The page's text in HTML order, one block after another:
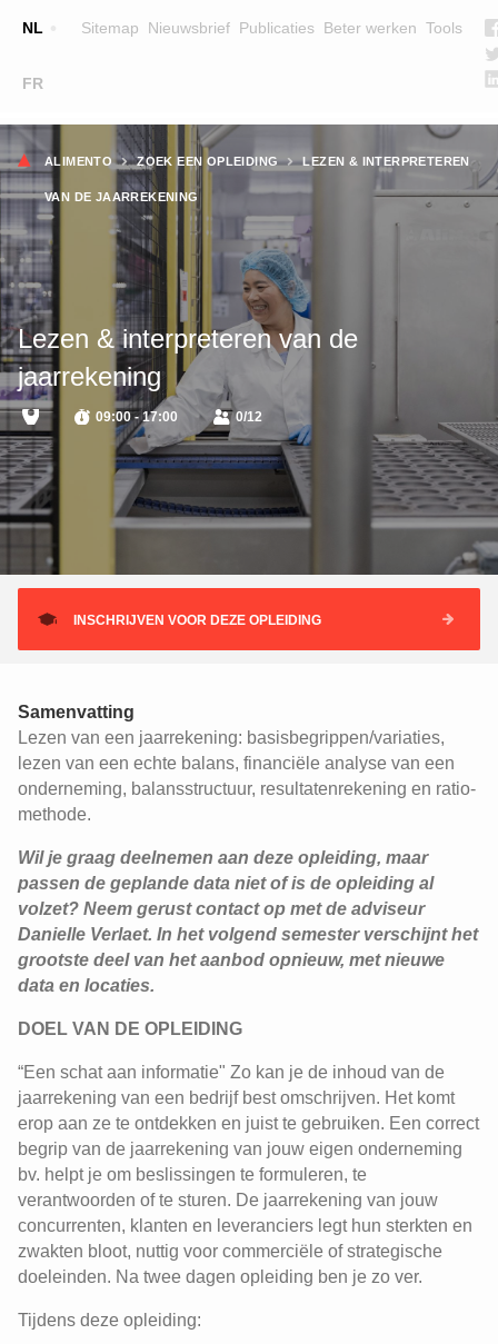
NL
FR
Sitemap Nieuwsbrief Publicaties Beter werken Tools
Main
navigation
OPLEIDINGEN
LESGEVERS
WIE ZIJN WE
TEAM
CONTACT
ZOEK EEN OPLEIDING
Kruimelpad
ALIMENTO ZOEK EEN OPLEIDING LEZEN & INTERPRETEREN
VAN DE JAARREKENING
Lezen & interpreteren van de
jaarrekening
09:00 - 17:00 0/12
INSCHRIJVEN VOOR DEZE OPLEIDING
Samenvatting
Lezen van een jaarrekening: basisbegrippen/variaties,
lezen van een echte balans, financiële analyse van een
onderneming, balansstructuur, resultatenrekening en ratio-
methode.
Wil je graag deelnemen aan deze opleiding, maar
passen de geplande data niet of is de opleiding al
volzet? Neem gerust contact op met de adviseur
Danielle Verlaet. In het volgend semester verschijnt het
grootste deel van het aanbod opnieuw, met nieuwe
data en locaties.
DOEL VAN DE OPLEIDING
“Een schat aan informatie" Zo kan je de inhoud van de
jaarrekening van een bedrijf best omschrijven. Het komt
erop aan ze te ontdekken en juist te gebruiken. Een correct
begrip van de jaarrekening van jouw eigen onderneming
bv. helpt je om beslissingen te formuleren, te
verantwoorden of te sturen. De jaarrekening van jouw
concurrenten, klanten en leveranciers legt hun sterkten en
zwakten bloot, nuttig voor commerciële of strategische
doeleinden. Na twee dagen opleiding ben je zo ver.
Tijdens deze opleiding: